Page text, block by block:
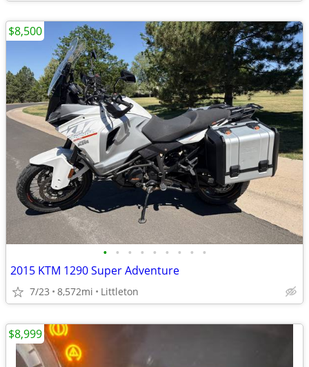
• • • • • • • • •
2015 KTM 1290 Super Adventure
7/23 8,572mi Littleton
$8,500
$8,999